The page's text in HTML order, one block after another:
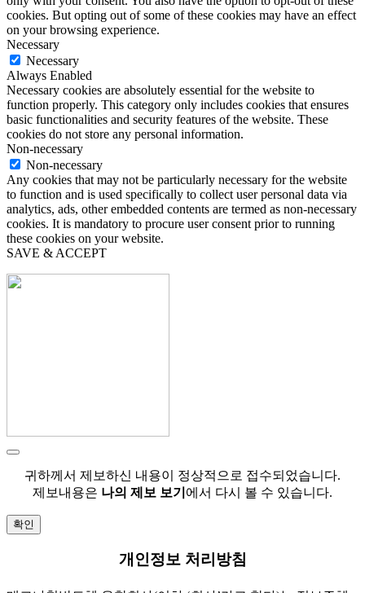
cookies. But opting out of some of these cookies may have an effect
on your browsing experience.
Necessary
Necessary
Always Enabled
Necessary cookies are absolutely essential for the website to
function properly. This category only includes cookies that ensures
basic functionalities and security features of the website. These
cookies do not store any personal information.
Non-necessary
Non-necessary
Any cookies that may not be particularly necessary for the website
to function and is used specifically to collect user personal data via
analytics, ads, other embedded contents are termed as non-necessary
cookies. It is mandatory to procure user consent prior to running
these cookies on your website.
SAVE & ACCEPT
귀하께서 제보하신 내용이 정상적으로 접수되었습니다.
제보내용은 나의 제보 보기 에서 다시 볼 수 있습니다.
확인
개인정보 처리방침